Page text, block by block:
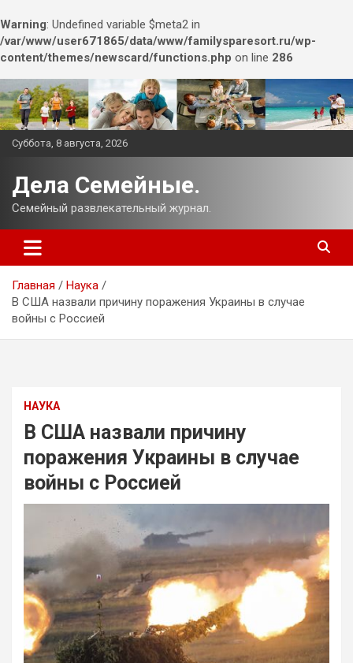
Warning: Undefined variable $meta2 in
/var/www/user671865/data/www/familysparesort.ru/wp-
content/themes/newscard/functions.php on line 286
Перейти
к
содержимому
Суббота, 8 августа, 2026
Дела Семейные.
Семейный развлекательный журнал.
Главная
Наука
В США назвали причину поражения Украины в случае
войны с Россией
НАУКА
В США назвали причину
поражения Украины в случае
войны с Россией